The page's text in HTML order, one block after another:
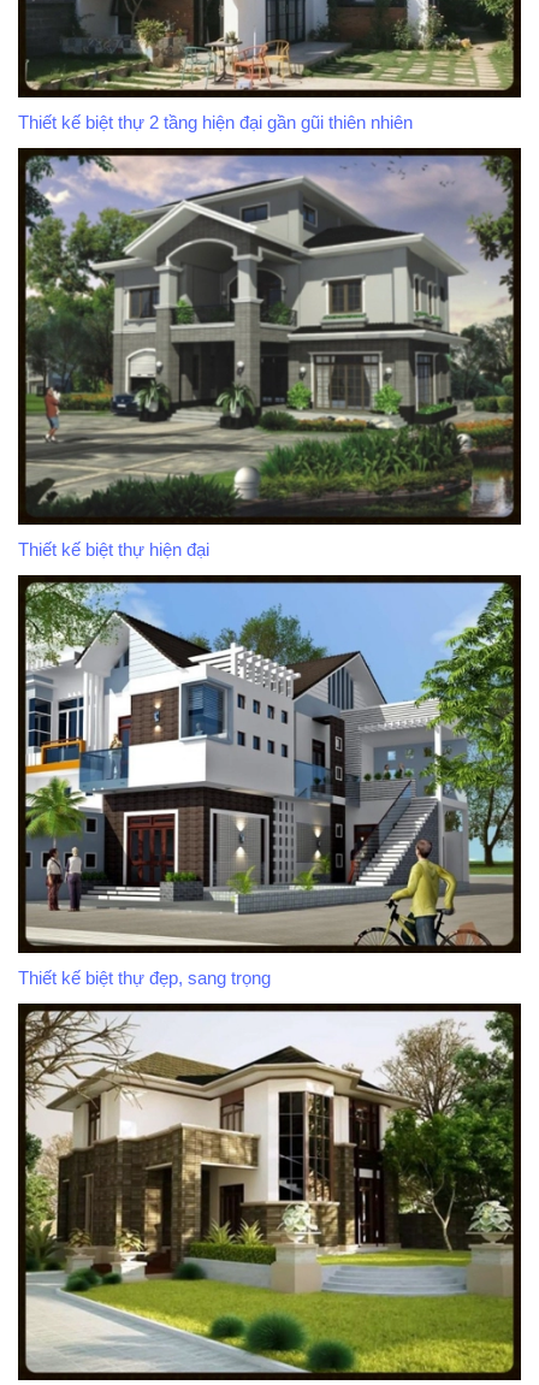
Thiết kế biệt thự 2 tầng hiện đại gần gũi thiên nhiên
Thiết kế biệt thự hiện đại
Thiết kế biệt thự đẹp, sang trọng